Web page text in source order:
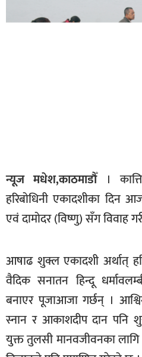
बागमती
राष्ट्रिय
अन्तराष्ट्रिय
अर्थ
खेलकुद
मनोरञ्जन
फोटो
/
न्यूज मधेश,काठमाडौँ।
हरिबोधिनी एकादशीका
एवं दामोदर (विष्णु) सँग विवाह
आषाढ शुक्ल एकादशी अर्थात्
वैदिक सनातन हिन्दू
बनाएर पूजाआजा गर्छन् ।
स्नान र आकाशदीप दान
युक्त तुलसी मानवजीवनका